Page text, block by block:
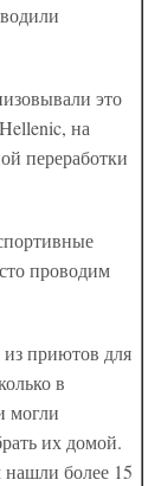
это
на
переработки
проводим
приютов для
в
могли
их домой.
более 15